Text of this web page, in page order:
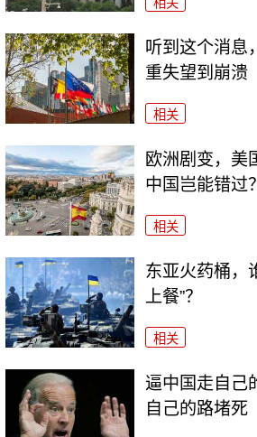
相关
听到这个消息
重失望到崩溃
相关
欧洲剧变，美
中国岂能错过？
相关
东亚火药桶，
上餐”？
相关
逼中国走自己
自己的路堵死